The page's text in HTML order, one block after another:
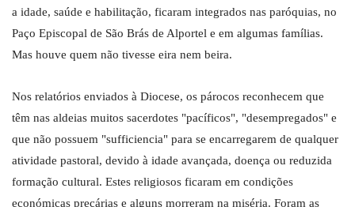
a idade, saúde e habilitação, ficaram integrados nas paróquias, no
Paço Episcopal de São Brás de Alportel e em algumas famílias.
Mas houve quem não tivesse eira nem beira.
Nos relatórios enviados à Diocese, os párocos reconhecem que
têm nas aldeias muitos sacerdotes "pacíficos", "desempregados" e
que não possuem "sufficiencia" para se encarregarem de qualquer
atividade pastoral, devido à idade avançada, doença ou reduzida
formação cultural. Estes religiosos ficaram em condições
económicas precárias e alguns morreram na miséria. Foram as